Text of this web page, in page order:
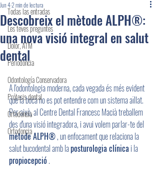
Todas las entradas
Les teves preguntes
Dolor, ATM
Periodoncia
Odontología Conservadora
Prótesis dental
Ortodoncia
Ortodoncia
Descobreix el mètode ALPH®:
una nova visió integral en salut
dental
Jun 42 min de lectura
A l'odontologia moderna, cada vegada és més evident
que la boca no es pot entendre com un sistema aïllat.
Per això, al Centre Dental Francesc Macià treballem
des d'una visió integradora, i avui volem parlar-te del
mètode ALPH® , un enfocament que relaciona la
salut bucodental amb la posturologia clínica i la
propiocepció .